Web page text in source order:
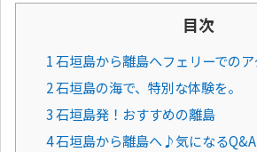
目次
1 石垣島から離島へフェリーでの
2 石垣島の海で、特別な体験を。
3 石垣島発！おすすめの離島
4 石垣島から離島へ♪気になるQ&A